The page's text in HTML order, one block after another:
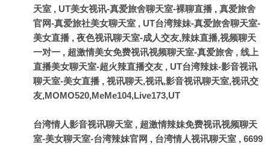
天室 , UT美女视讯-真爱旅舍聊天室-裸聊直播 , 真爱旅舍
官网-真爱旅社美女聊天室 , UT台湾辣妹-真爱旅舍聊天室-
美女直播 , 夜色视讯聊天室-成人交友,辣妹直播,视频聊天
一对一 , 超激情美女免费视讯视频聊天室-真爱旅舍 , 线上
直播美女聊天室-超火辣直播交友 , UT台湾辣妹-影音视讯
聊天室-美女直播 , 视讯聊天,视讯,影音视讯聊天室,视讯交
友,MOMO520,MeMe104,Live173,UT
台湾情人影音视讯聊天室 , 超激情辣妹免费视讯视频聊天
室-美女聊天室-台湾辣妹官网 , 台湾情人视讯聊天室 , 6699